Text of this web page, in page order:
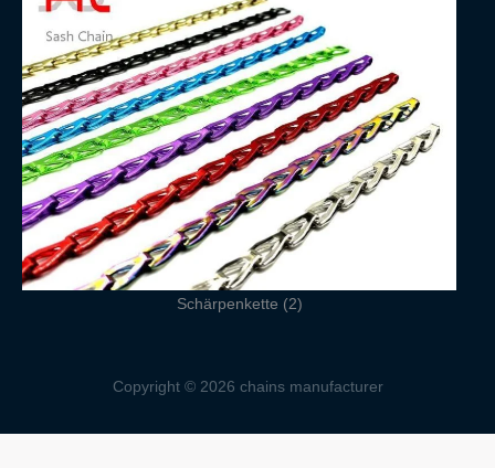
Schärpenkette (2)
Copyright © 2026 chains manufacturer